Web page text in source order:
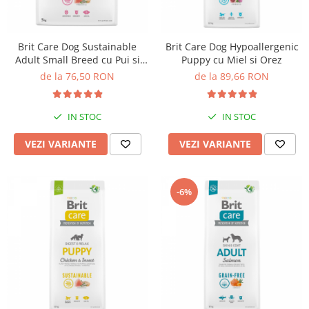
Nature's Protection
Hill's
Brit Premium
Fresh Farm
Lovely Hunter
Igiena Caini
Lifestyle
Catit
Signature7
Brit Care
Carpathian Pet Food
Brit Care Dog Sustainable
Adult Small Breed cu Pui si
Insecte
de la 76,50 RON
IN STOC
VEZI VARIANTE
Brit Care Dog Hypoallergenic
Puppy cu Miel si Orez
de la 89,66 RON
IN STOC
VEZI VARIANTE
-6%